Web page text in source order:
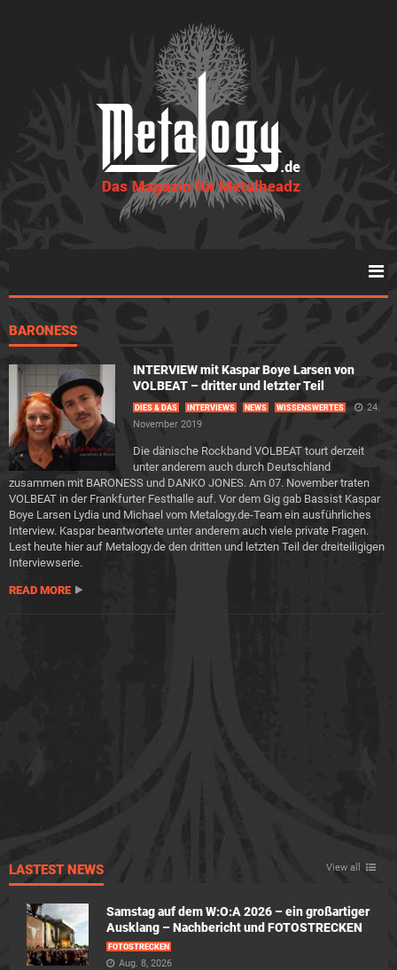
BARONESS
INTERVIEW mit Kaspar Boye Larsen von
VOLBEAT – dritter und letzter Teil
DIES & DAS INTERVIEWS NEWS WISSENSWERTES
24.
November 2019
Die dänische Rockband VOLBEAT tourt derzeit
unter anderem auch durch Deutschland
zusammen mit BARONESS und DANKO JONES. Am 07. November traten
VOLBEAT in der Frankfurter Festhalle auf. Vor dem Gig gab Bassist Kaspar
Boye Larsen Lydia und Michael vom Metalogy.de-Team ein ausführliches
Interview. Kaspar beantwortete unter anderem auch viele private Fragen.
Lest heute hier auf Metalogy.de den dritten und letzten Teil der dreiteiligigen
Interviewserie.
READ MORE
LASTEST NEWS View all
Samstag auf dem W:O:A 2026 – ein großartiger
Ausklang – Nachbericht und FOTOSTRECKEN
FOTOSTRECKEN
Aug. 8, 2026